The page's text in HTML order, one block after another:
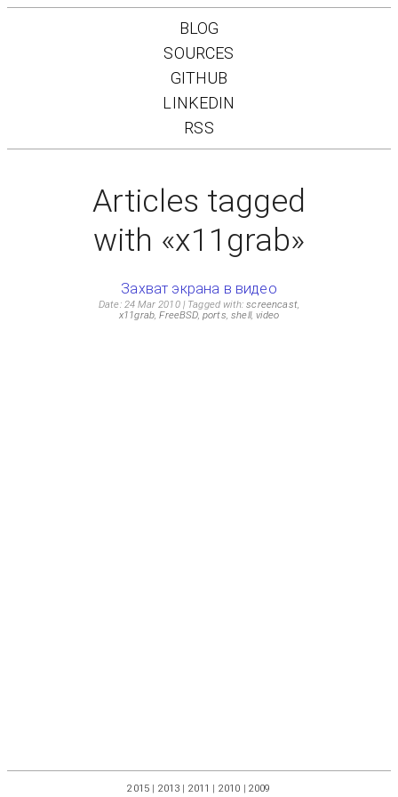
BLOG
SOURCES
GITHUB
LINKEDIN
RSS
Articles tagged
with «x11grab»
Захват экрана в видео
Date: 24 Mar 2010 Tagged with:screencast,
x11grab,FreeBSD, ports,shell,video
2015 2013 2011 2010 2009